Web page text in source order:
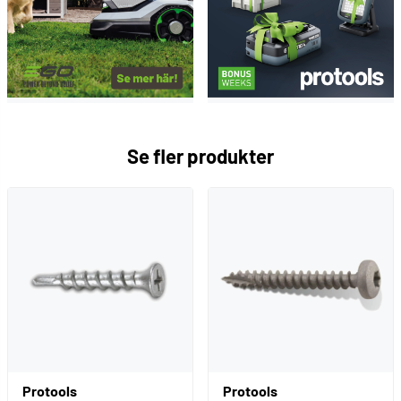
Råspont, Skivmaterial, Virkesdelar i trä, Pallar, Emballage,
Lådor, Stomme, Panel mm
BeA 550 DC
Max CN550S , Max CN552S , Max CN890S , Max HN65
Montana CNW21-50P/CE
Se fler produkter
Protools Protools